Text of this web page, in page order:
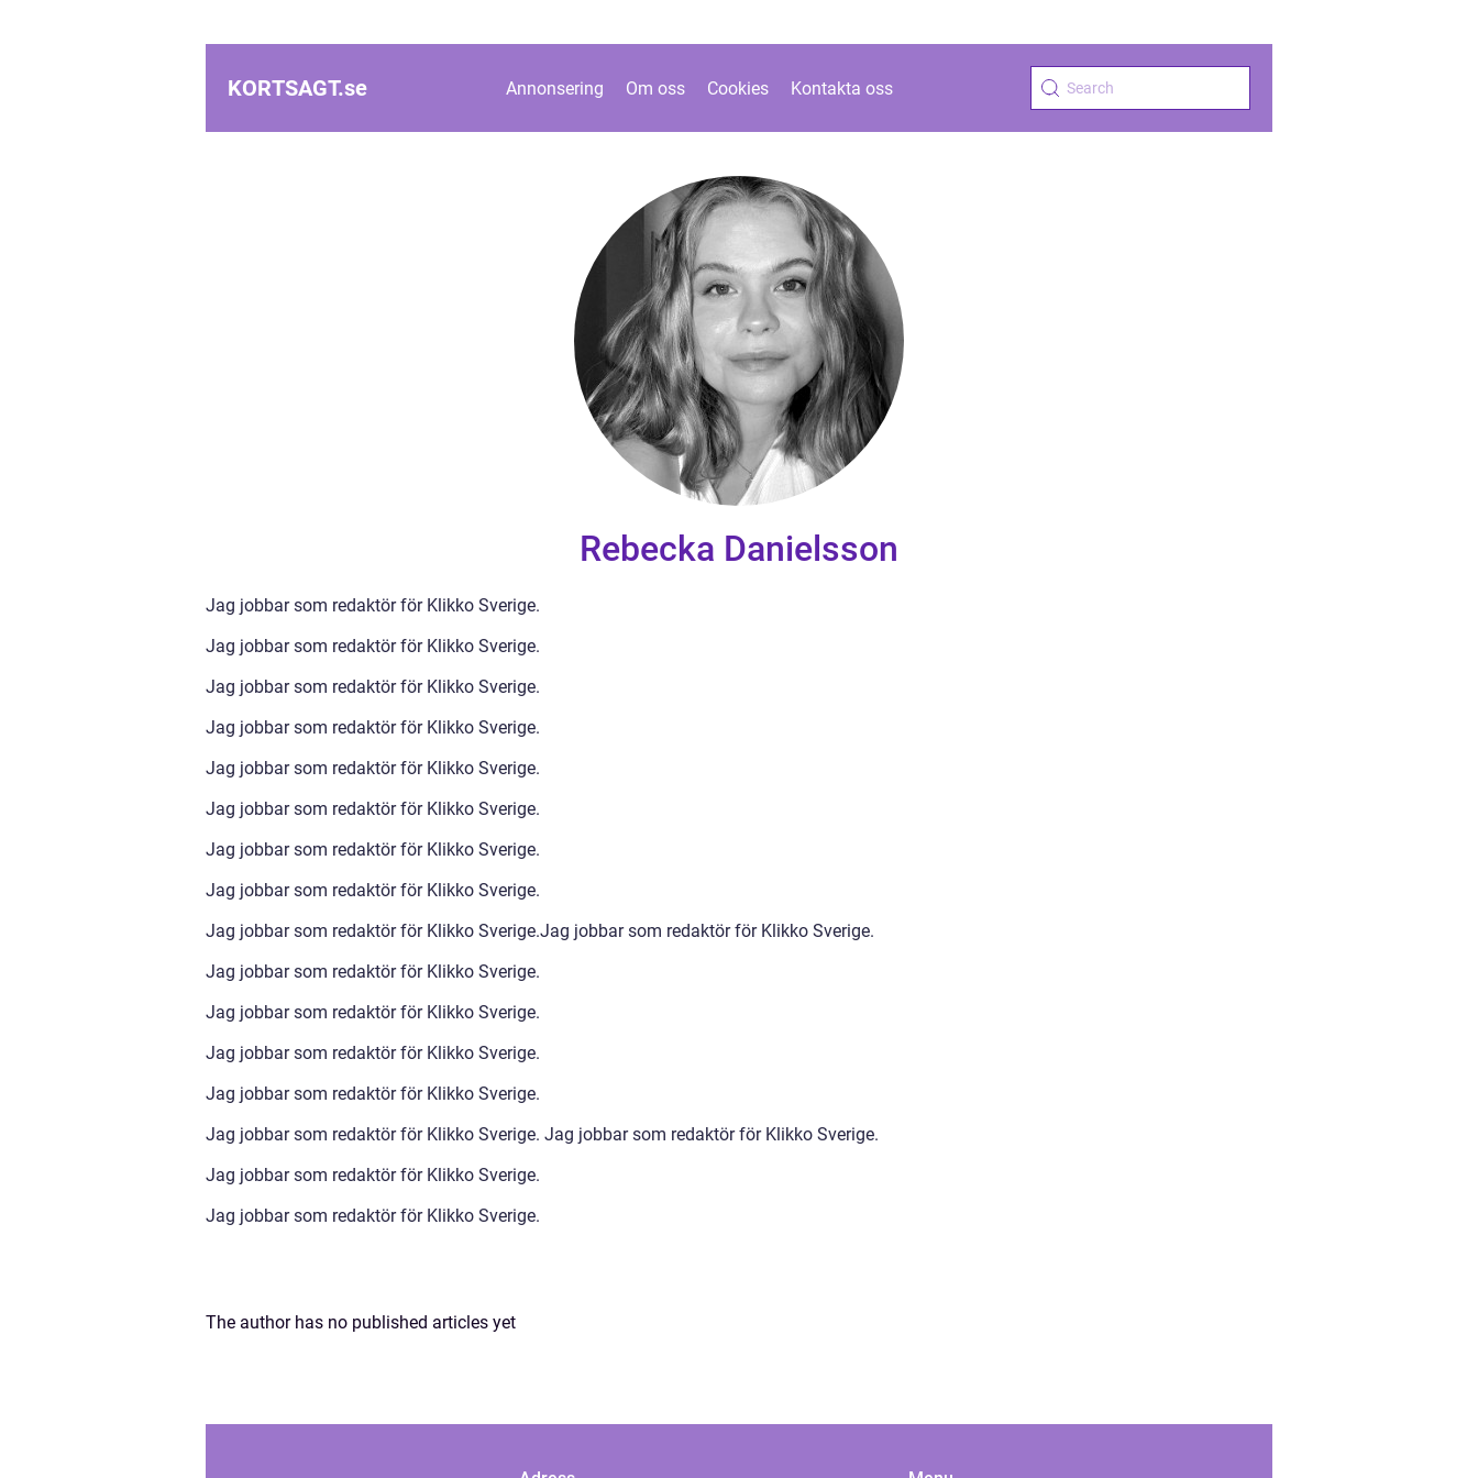
KORTSAGT.se Annonsering Om oss Cookies Kontakta oss
Rebecka Danielsson
Jag jobbar som redaktör för Klikko Sverige.
Jag jobbar som redaktör för Klikko Sverige.
Jag jobbar som redaktör för Klikko Sverige.
Jag jobbar som redaktör för Klikko Sverige.
Jag jobbar som redaktör för Klikko Sverige.
Jag jobbar som redaktör för Klikko Sverige.
Jag jobbar som redaktör för Klikko Sverige.
Jag jobbar som redaktör för Klikko Sverige.
Jag jobbar som redaktör för Klikko Sverige.Jag jobbar som redaktör för Klikko Sverige.
Jag jobbar som redaktör för Klikko Sverige.
Jag jobbar som redaktör för Klikko Sverige.
Jag jobbar som redaktör för Klikko Sverige.
Jag jobbar som redaktör för Klikko Sverige.
Jag jobbar som redaktör för Klikko Sverige. Jag jobbar som redaktör för Klikko Sverige.
Jag jobbar som redaktör för Klikko Sverige.
Jag jobbar som redaktör för Klikko Sverige.
The author has no published articles yet